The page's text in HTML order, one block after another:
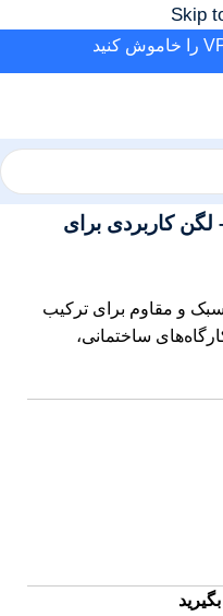
Skip
– لگن کاربردی برای
سبک و مقاوم برای ترکیب
ساختمانی،